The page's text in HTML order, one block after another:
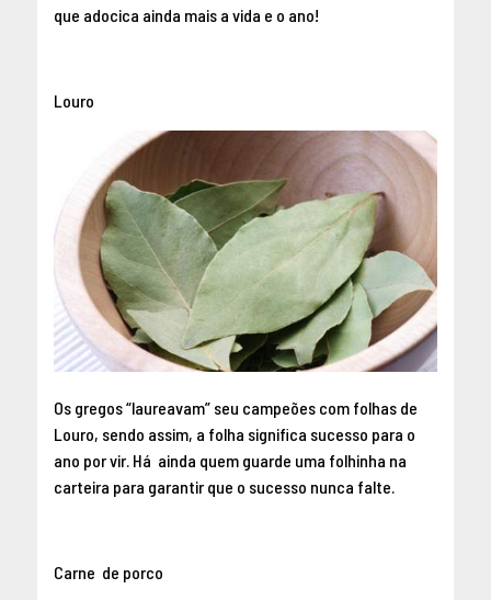
que adocica ainda mais a vida e o ano!
Louro
Os gregos “laureavam” seu campeões com folhas de
Louro, sendo assim, a folha significa sucesso para o
ano por vir. Há ainda quem guarde uma folhinha na
carteira para garantir que o sucesso nunca falte.
Carne de porco